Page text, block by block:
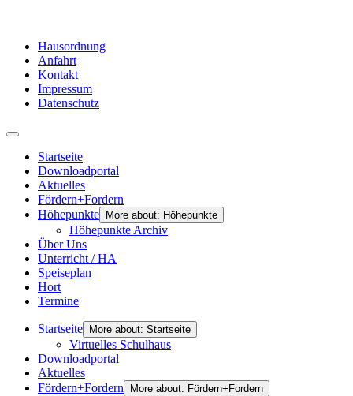
Hausordnung
Anfahrt
Kontakt
Impressum
Datenschutz
Startseite
Downloadportal
Aktuelles
Fördern+Fordern
Höhepunkte
More about: Höhepunkte
Höhepunkte Archiv
Über Uns
Unterricht / HA
Speiseplan
Hort
Termine
Startseite More about: Startseite
Virtuelles Schulhaus
Downloadportal
Aktuelles
Fördern+Fordern
More about: Fördern+Fordern